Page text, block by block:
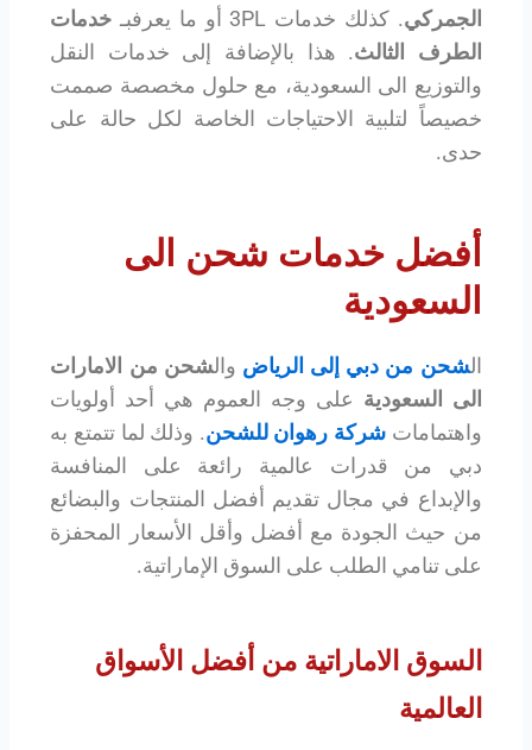
الجمركي. كذلك خدمات 3PL أو ما يعرفبـ
خدمات
الطرف الثالث. هذا بالإضافة إلى خدمات النقل
والتوزيع الى السعودية، مع حلول مخصصة صممت
خصيصاً لتلبية الاحتياجات الخاصة لكل حالة على
حدى.
أفضل خدمات شحن الى
السعودية
الشحن من دبي إلى الرياض والشحن من الامارات
الى السعودية على وجه العموم هي أحد أولويات
واهتماماتشركة رهوان للشحن. وذلك لما تتمتع به
دبي من قدرات عالمية رائعة على المنافسة
والإبداع في مجال تقديم أفضل المنتجات والبضائع
من حيث الجودة مع أفضل وأقل الأسعار المحفزة
على تنامي الطلب على السوق الإماراتية.
السوق الاماراتية من أفضل الأسواق
العالمية